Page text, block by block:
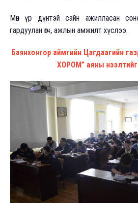
Мөн үр дүнтэй сайн ажилласан
гардуулан өгч, ажлын амжилт хүслээ.
Баянхонгор аймгийн Цагдаагийн
ХОРОМ” аяны нээлтийг